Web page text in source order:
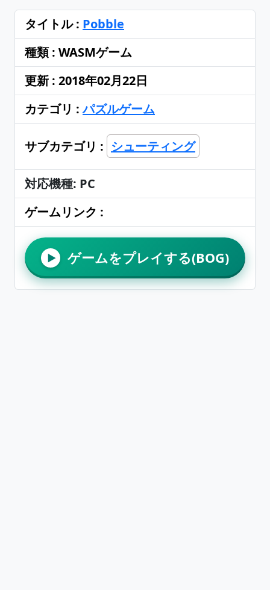
タイトル : Pobble
種類 : WASMゲーム
更新 : 2018年02月22日
カテゴリ :パズルゲーム
サブカテゴリ : シューティング
対応機種: PC
ゲームリンク :
▶ ゲームをプレイする(BOG)